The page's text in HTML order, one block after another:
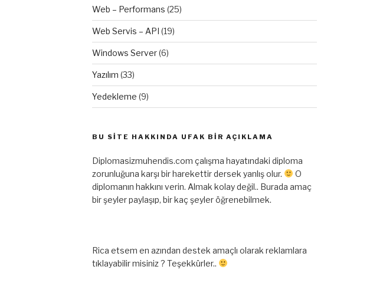
Web – Performans (25)
Web Servis – API (19)
Windows Server(6)
Yazılım (33)
Yedekleme (9)
BU SITE HAKKINDA UFAK BIR AÇIKLAMA
Diplomasizmuhendis.com çalışma hayatındaki diploma
zorunluğuna karşı bir harekettir dersek yanlış olur.
O
diplomanın hakkını verin. Almak kolay değil.. Burada amaç
bir şeyler paylaşıp, bir kaç şeyler öğrenebilmek.
Rica etsem en azından destek amaçlı olarak reklamlara
tıklayabilir misiniz ? Teşekkürler..